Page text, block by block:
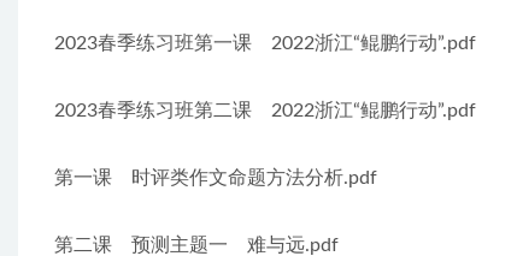
2023春季练习班第一课　2022浙江“鲲鹏行动”.pdf
2023春季练习班第二课　2022浙江“鲲鹏行动”.pdf
第一课　时评类作文命题方法分析.pdf
第二课　预测主题一　难与远.pdf